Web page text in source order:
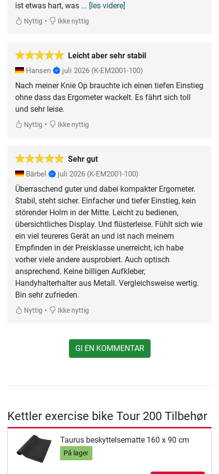
ist etwas hart, was ... [les videre]
Nyttig • Ikke nyttig
Leicht aber sehr stabil
Hansen juli 2026 (K-EM2001-100)
Nach meiner Knie Op brauchte ich einen tiefen Einstieg
ohne dass das Ergometer wackelt. Es fährt sich toll
und sehr leise.
Nyttig • Ikke nyttig
Sehr gut
Bärbel juli 2026 (K-EM2001-100)
Überraschend guter und dabei kompakter Ergometer.
Stabil, steht sicher. Einfacher und tiefer Einstieg, kein
störender Holm in der Mitte. Leicht zu bedienen,
übersichtliches Display. Und flüsterleise. Fühlt sich wie
ein viel teureres Gerät an und ist nach meinem
Empfinden in der Preisklasse unerreicht, ich habe
vorher viele andere ausprobiert. Auch optisch
ansprechend. Keine billigen Aufkleber,
Handyhalterhalter aus Metall. Vergleichsweise wertig.
Bin sehr zufrieden.
Nyttig • Ikke nyttig
GI EN KOMMENTAR
Kettler exercise bike Tour 200 Tilbehør
Taurus beskyttelsematte 160 x 90 cm
På lager